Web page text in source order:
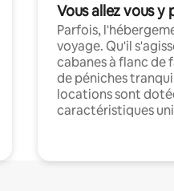
Vous allez vous y
Parfois,
voyage. Qu'il
cabanes à flanc de
de péniches
locations sont
caractéristiques